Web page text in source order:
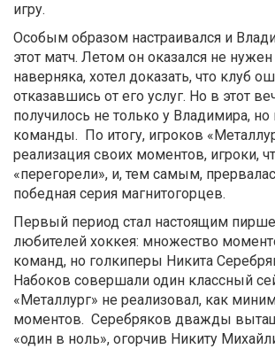
игру.
Особым образом настраивался и
этот матч. Летом он оказался не нужен
наверняка, хотел доказать, что клуб
отказавшись от его услуг. Но в этот
получилось не только у Владимира, но
команды. По итогу, игроков
реализация своих моментов, игроки,
«перегорели», и, тем самым,
победная серия магнитогорцев.
Первый период стал настоящим
любителей хоккея: множество
команд, но голкиперы Никита
Набоков совершали один классный
«Металлург» не реализовал, как
моментов. Серебряков дважды
«один в ноль», огорчив Никиту